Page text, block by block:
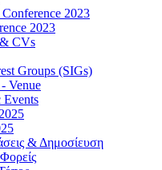
2023
2023
CVs
Groups (SIGs)
Venue
Events
& Δημοσίευση